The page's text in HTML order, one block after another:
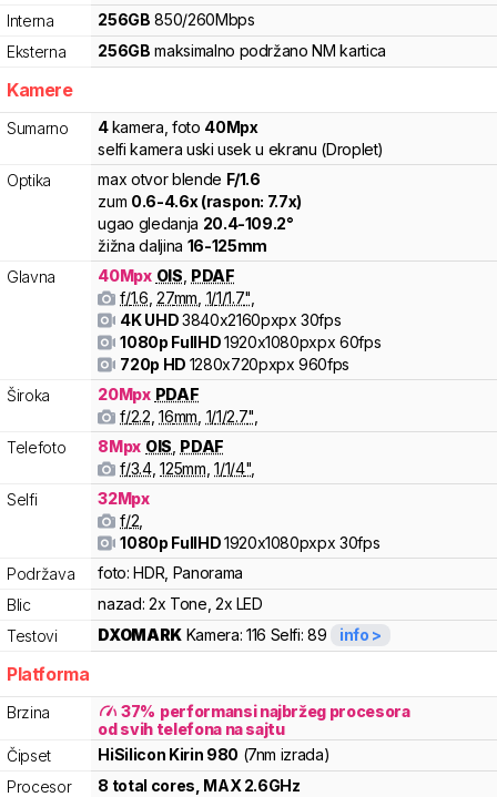
Interna
256GB 850/260Mbps
Eksterna
256GB maksimalno podržano NM kartica
Kamere
Sumarno 4kamera foto 40Mpx
selfi kamera uski usek u ekranu (Droplet)
Optika
max otvor blende F/1.6
zum 0.6-4.6x (raspon: 7.7x)
ugao gledanja 20.4-109.2°
žižna daljina 16-125mm
Glavna
40Mpx OIS PDAF
f/1.6 27mm 1/1/1.7"
4K UHD3840x2160pxpx30fps
1080p FullHD1920x1080pxpx60fps
720p HD 1280x720pxpx960fps
Široka
20Mpx PDAF
f/2.2 16mm 1/1/2.7"
Telefoto
8Mpx OIS PDAF
f/3.4, 125mm 1/1/4"
Selfi
32Mpx
f/2
1080p FullHD1920x1080pxpx30fps
Podržava
foto: HDR, Panorama
Blic
nazad: 2x Tone, 2x LED
Testovi
DXOMARK Kamera: 116 Selfi: 89 info >
Platforma
Brzina 37% performansi najbržeg procesora
od svih telefona na sajtu
Čipset
HiSilicon Kirin 980 (7nm izrada)
Procesor
8 total cores , MAX 2.6GHz